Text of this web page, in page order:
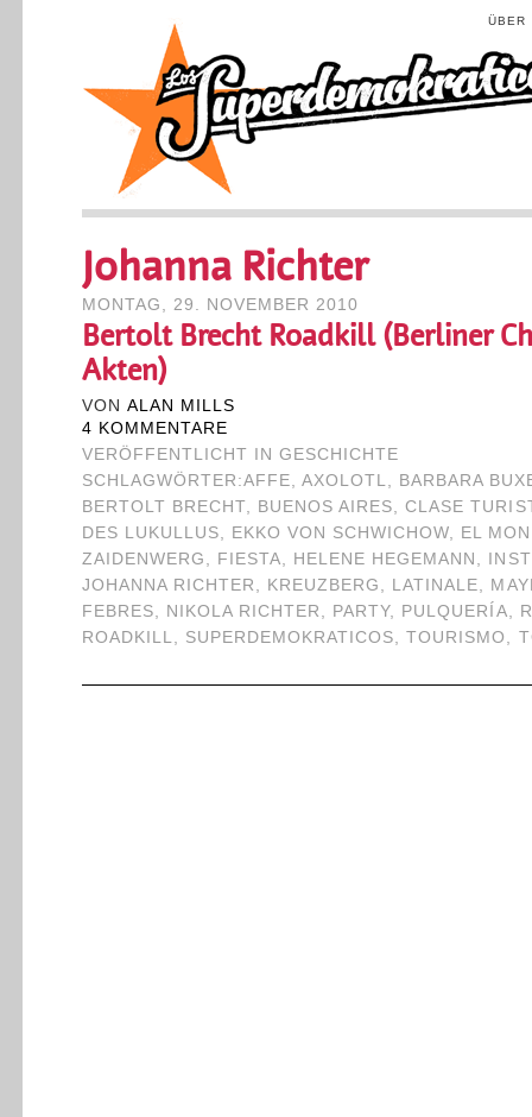
ÜBER
Johanna Richter
MONTAG, 29. NOVEMBER 2010
Bertolt Brecht Roadkill (Berliner
Akten)
VON ALAN MILLS
4 KOMMENTARE
VERÖFFENTLICHT IN GESCHICHTE
SCHLAGWÖRTER:AFFE, AXOLOTL, BARBARA
BERTOLT BRECHT, BUENOS AIRES,CLASE
DES LUKULLUS, EKKO VON SCHWICHOW, EL
ZAIDENWERG , FIESTA, HELENE HEGEMANN ,
JOHANNA RICHTER , KREUZBERG , LATINALE,
FEBRES, NIKOLA RICHTER , PARTY, PULQUERÍA,
ROADKILL, SUPERDEMOKRATICOS,TOURISMO ,